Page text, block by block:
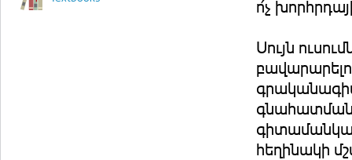
ո՛չ
Սույն
գնահատման
հեղինակի